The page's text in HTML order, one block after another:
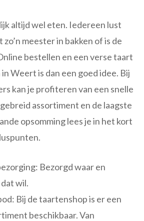
altijd wel eten. Iedereen lust
meester in bakken of is de
bestellen en een verse taart
Weert is dan een goed idee. Bij
kan je profiteren van een snelle
assortiment en de laagste
opsomming lees je in het kort
Bezorgd waar en
wil.
Bij de taartenshop is er een
beschikbaar. Van